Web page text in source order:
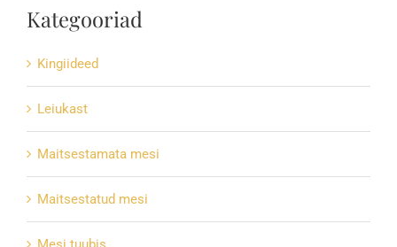
Kategooriad
Kingiideed
Leiukast
Maitsestamata mesi
Maitsestatud mesi